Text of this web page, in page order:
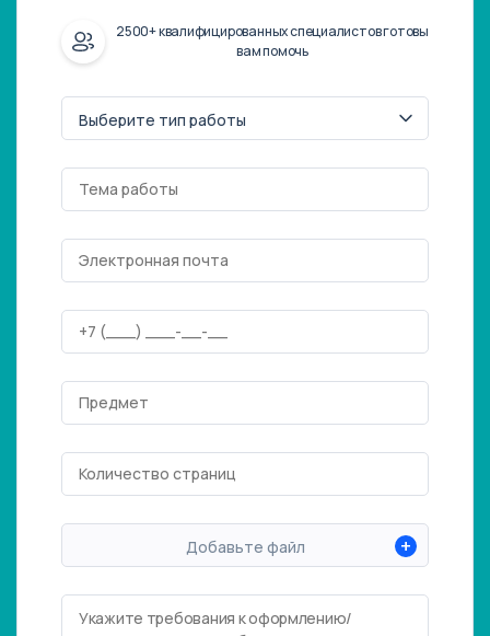
2500+ квалифицированных специалистов готовы
вам помочь
Добавьте файл +